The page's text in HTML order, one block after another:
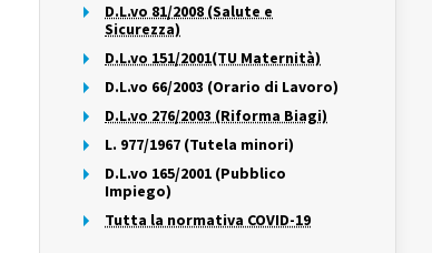
D.L.vo 81/2008 (Salute e
Sicurezza)
D.L.vo 151/2001(TU Maternità)
D.L.vo 66/2003 (Orario di Lavoro)
D.L.vo 276/2003 (Riforma Biagi)
L. 977/1967 (Tutela minori)
D.L.vo 165/2001 (Pubblico
Impiego)
Tutta la normativa COVID-19